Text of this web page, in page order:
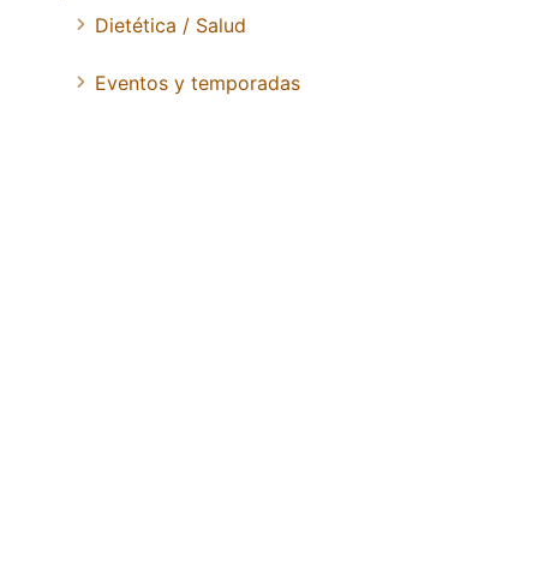
Dietética / Salud
Eventos y temporadas